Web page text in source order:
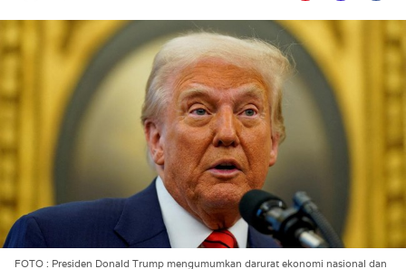
FOTO : Presiden Donald Trump mengumumkan darurat ekonomi nasional dan